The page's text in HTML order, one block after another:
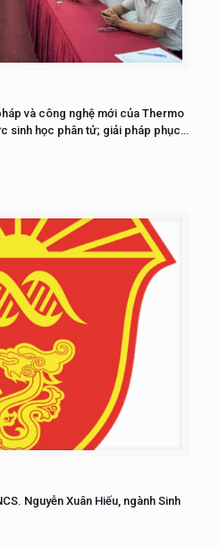
và công nghệ mới của Thermo
sinh học phân tử; giải pháp phục
Nguyễn Xuân Hiếu, ngành Sinh